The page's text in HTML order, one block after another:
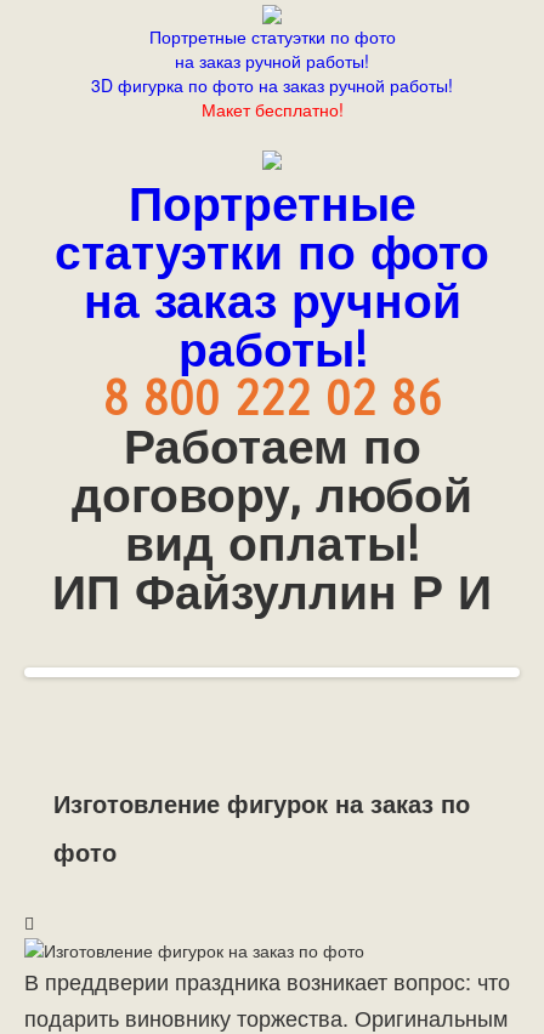
Портретные статуэтки по фото
на заказ ручной работы!
3D фигурка по фото на заказ ручной работы!
Макет бесплатно!
Портретные
статуэтки по фото
на заказ ручной
работы!
8 800 222 02 86
Работаем по
договору, любой
вид оплаты!
ИП Файзуллин Р И
Изготовление фигурок на заказ по
фото
В преддверии праздника возникает вопрос: что
подарить виновнику торжества. Оригинальным